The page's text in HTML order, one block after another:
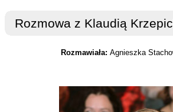
Rozmowa z Klaudią
Rozmawiała: Agnieszka